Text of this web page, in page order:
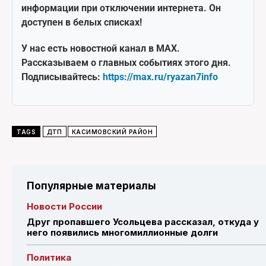
информации при отключении интернета. Он
доступен в белых списках!
У нас есть новостной канал в MAX.
Рассказываем о главных событиях этого дня.
Подписывайтесь: https://max.ru/ryazan7info
TAGS ДТП КАСИМОВСКИЙ РАЙОН
Популярные материалы
Новости России
Друг пропавшего Усольцева рассказал, откуда у
него появились многомиллионные долги
Политика